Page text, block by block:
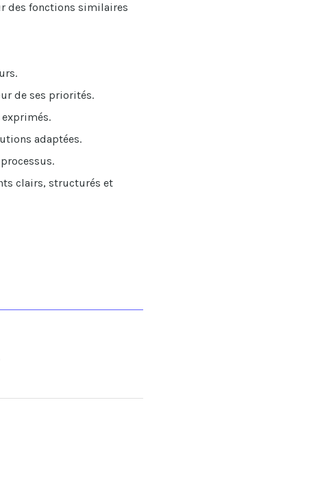
des fonctions similaires
de ses priorités.
adaptées.
clairs, structurés et